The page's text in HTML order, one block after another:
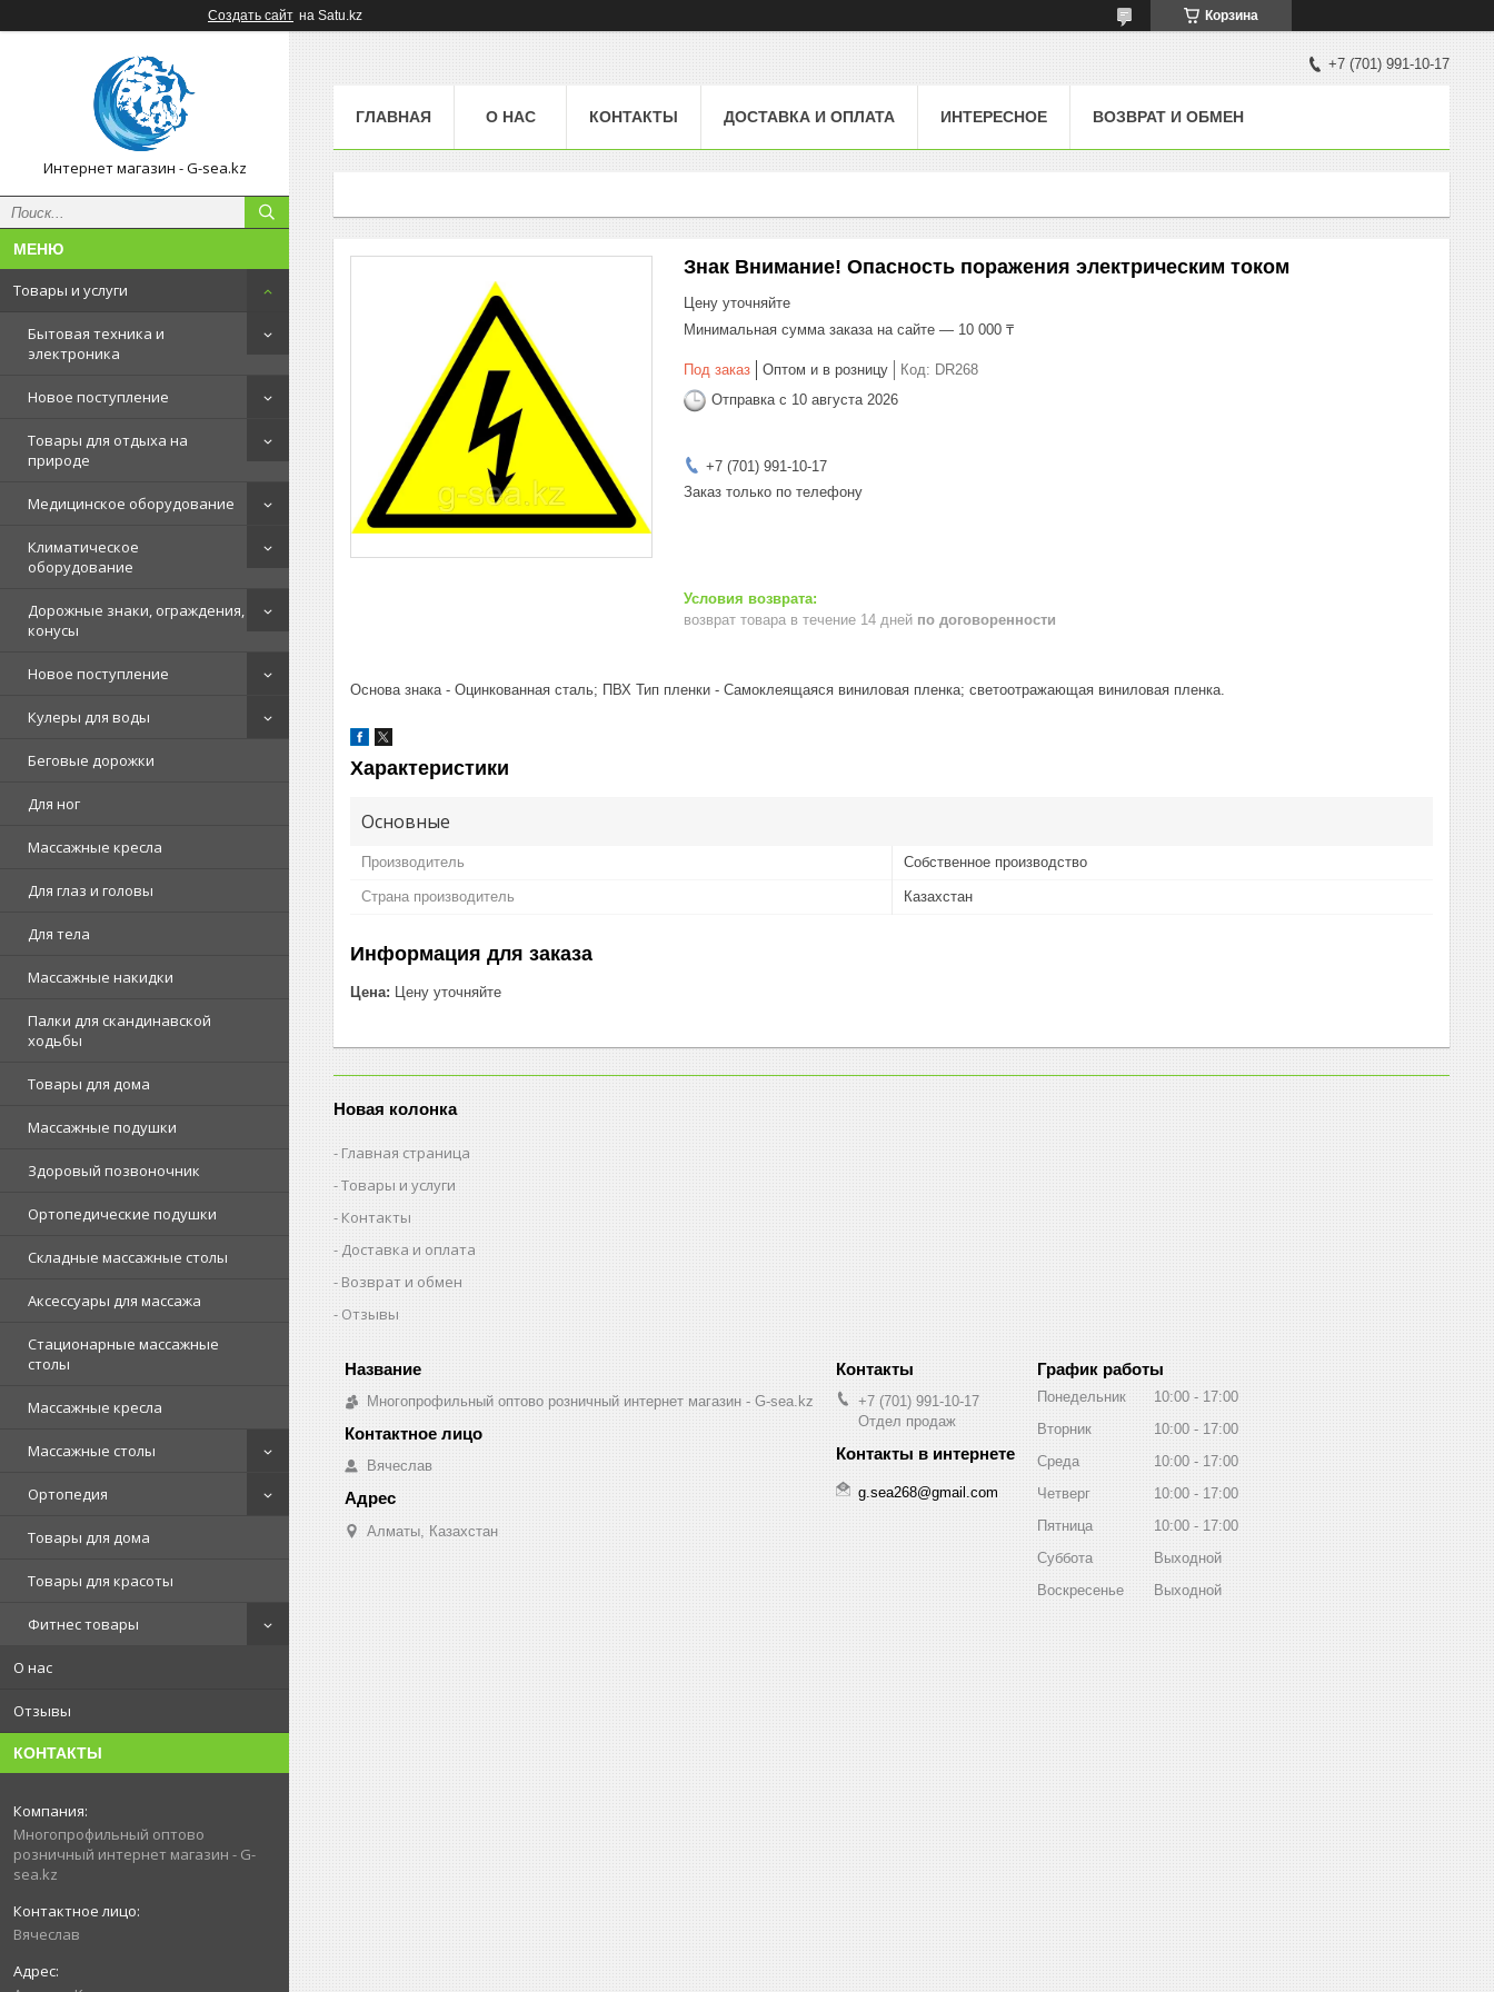
Создать сайт на Satu.kz Корзина
Интернет магазин - G-sea.kz
Товары и услуги
Бытовая техника и
электроника
Новое поступление
Товары для отдыха на
природе
Медицинское оборудование
Климатическое
оборудование
Дорожные знаки, ограждения,
конусы
Новое поступление
Кулеры для воды
Беговые дорожки
Для ног
Массажные кресла
Для глаз и головы
Для тела
Массажные накидки
Палки для скандинавской
ходьбы
Товары для дома
Массажные подушки
Здоровый позвоночник
Ортопедические подушки
Складные массажные столы
Аксессуары для массажа
Стационарные массажные
столы
Массажные кресла
Массажные столы
Ортопедия
Товары для дома
Товары для красоты
Фитнес товары
О нас
Отзывы
КОНТАКТЫ
Многопрофильный оптово
розничный интернет магазин - G-
sea.kz
Вячеслав
+7 (701) 991-10-17
ГЛАВНАЯ О НАС КОНТАКТЫ ДОСТАВКА И ОПЛАТА ИНТЕРЕСНОЕ ВОЗВРАТ И ОБМЕН
Знак Внимание! Опасность поражения электрическим током
Цену уточняйте
Минимальная сумма заказа на сайте — 10 000 ₸
Под заказ Оптом и в розницу Код: DR268
Отправка с 10 августа 2026
+7 (701) 991-10-17
Заказ только по телефону
возврат товара в течение 14 дней по договоренности
Основа знака - Оцинкованная сталь; ПВХ Тип пленки - Самоклеящаяся виниловая пленка; светоотражающая виниловая пленка.
Характеристики
Основные
Производитель Собственное производство
Страна производитель Казахстан
Информация для заказа
Цена: Цену уточняйте
Новая колонка
Главная страница
Товары и услуги
Контакты
Доставка и оплата
Возврат и обмен
Отзывы
Многопрофильный оптово розничный интернет магазин - G-sea.kz
Вячеслав
Алматы, Казахстан
+7 (701) 991-10-17
Отдел продаж
g.sea268@gmail.com
График работы
Понедельник 10:00
17:00
Вторник
10:00
17:00
Среда
10:00
17:00
Четверг
10:00
17:00
Пятница
10:00
17:00
Суббота
Выходной
Воскресенье
Выходной